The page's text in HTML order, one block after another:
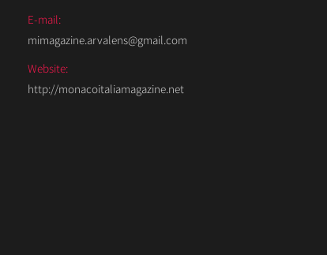
E-mail:
mimagazine.arvalens@gmail.com
Website:
http://monacoitaliamagazine.net